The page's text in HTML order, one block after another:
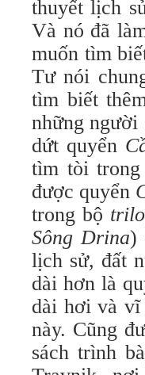
thuyết lịch
Và nó đã
muốn tìm
Tư nói
tìm biết
những người
dứt quyển
tìm tòi
được quyển
trong bộ
Sông Drina)
lịch sử, đất
dài hơn là
dài hơi và vĩ
này. Cũng
sách trình